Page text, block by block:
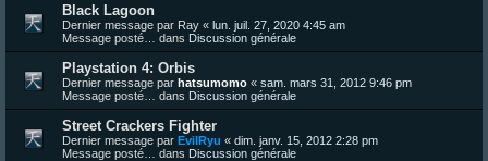
Black Lagoon
Dernier message par Ray « lun. juil. 27, 2020 4:45 am
Message posté… dans Discussion générale
Playstation 4: Orbis
Dernier message par hatsumomo « sam. mars 31, 2012 9:46 pm
Message posté… dans Discussion générale
Street Crackers Fighter
Dernier message par EvilRyu « dim. janv. 15, 2012 2:28 pm
Message posté… dans Discussion générale